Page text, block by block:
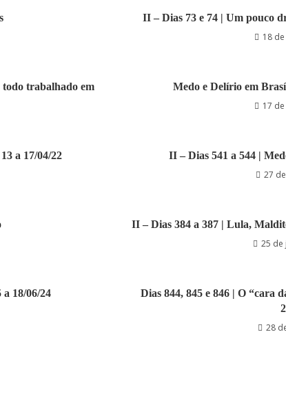
II – Dias 73 e 74 | Um pouco
18
trabalhado em
Medo e Delírio em
17
a 17/04/22
II – Dias 541 a 544 |
27
II – Dias 384 a 387 | Lula,
25 de
18/06/24
Dias 844, 845 e 846 | O “cara
28